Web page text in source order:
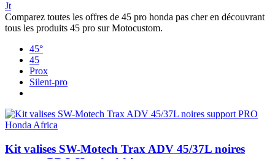
Jt
Comparez toutes les offres de 45 pro honda pas cher en découvrant
tous les produits 45 pro sur Motocustom.
45°
45
Prox
Silent-pro
Kit valises SW-Motech Trax ADV 45/37L noires